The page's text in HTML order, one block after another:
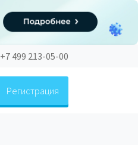
+7 499 213-05-00
Регистрация